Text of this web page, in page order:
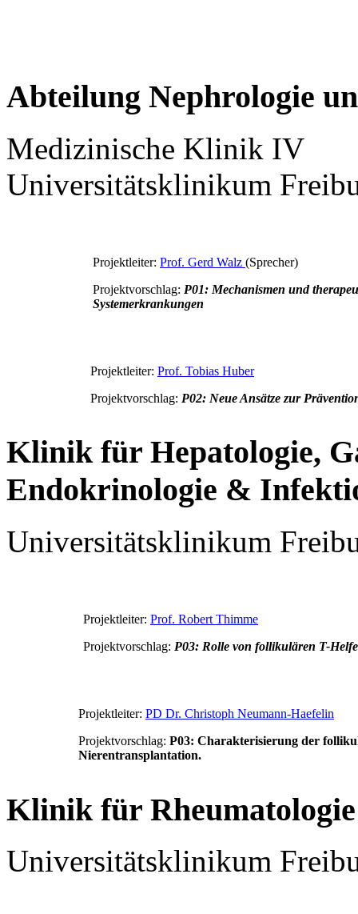
Abteilung Nephrologie
Medizinische Klinik IV
Universitätsklinikum
Projektleiter: Prof. Gerd Walz (Sprecher)
Projektvorschlag: P01: Mechanismen und
Systemerkrankungen
Projektleiter: Prof. Tobias Huber
Projektvorschlag: P02: Neue Ansätze zur
Klinik für Hepatologie,
Endokrinologie &
Universitätsklinikum
Projektleiter: Prof. Robert Thimme
Projektvorschlag: P03: Rolle von follikulären T-
Projektleiter: PD Dr. Christoph Neumann-Haefelin
Projektvorschlag: P03: Charakterisierung der
Nierentransplantation.
Klinik für
Universitätsklinikum